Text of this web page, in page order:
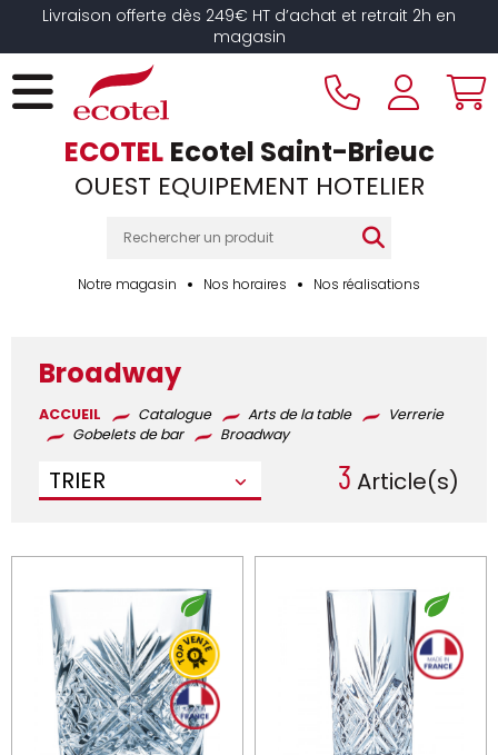
Livraison offerte dès 249€ HT d’achat et retrait 2h en
magasin
ECOTEL Ecotel Saint-Brieuc
OUEST EQUIPEMENT HOTELIER
Notre magasin Nos horaires Nos réalisations
Broadway
ACCUEIL Catalogue Arts de la table
Verrerie
Gobelets de bar
Broadway
TRIER 3 Article(s)
Panneau de gestion des cookies